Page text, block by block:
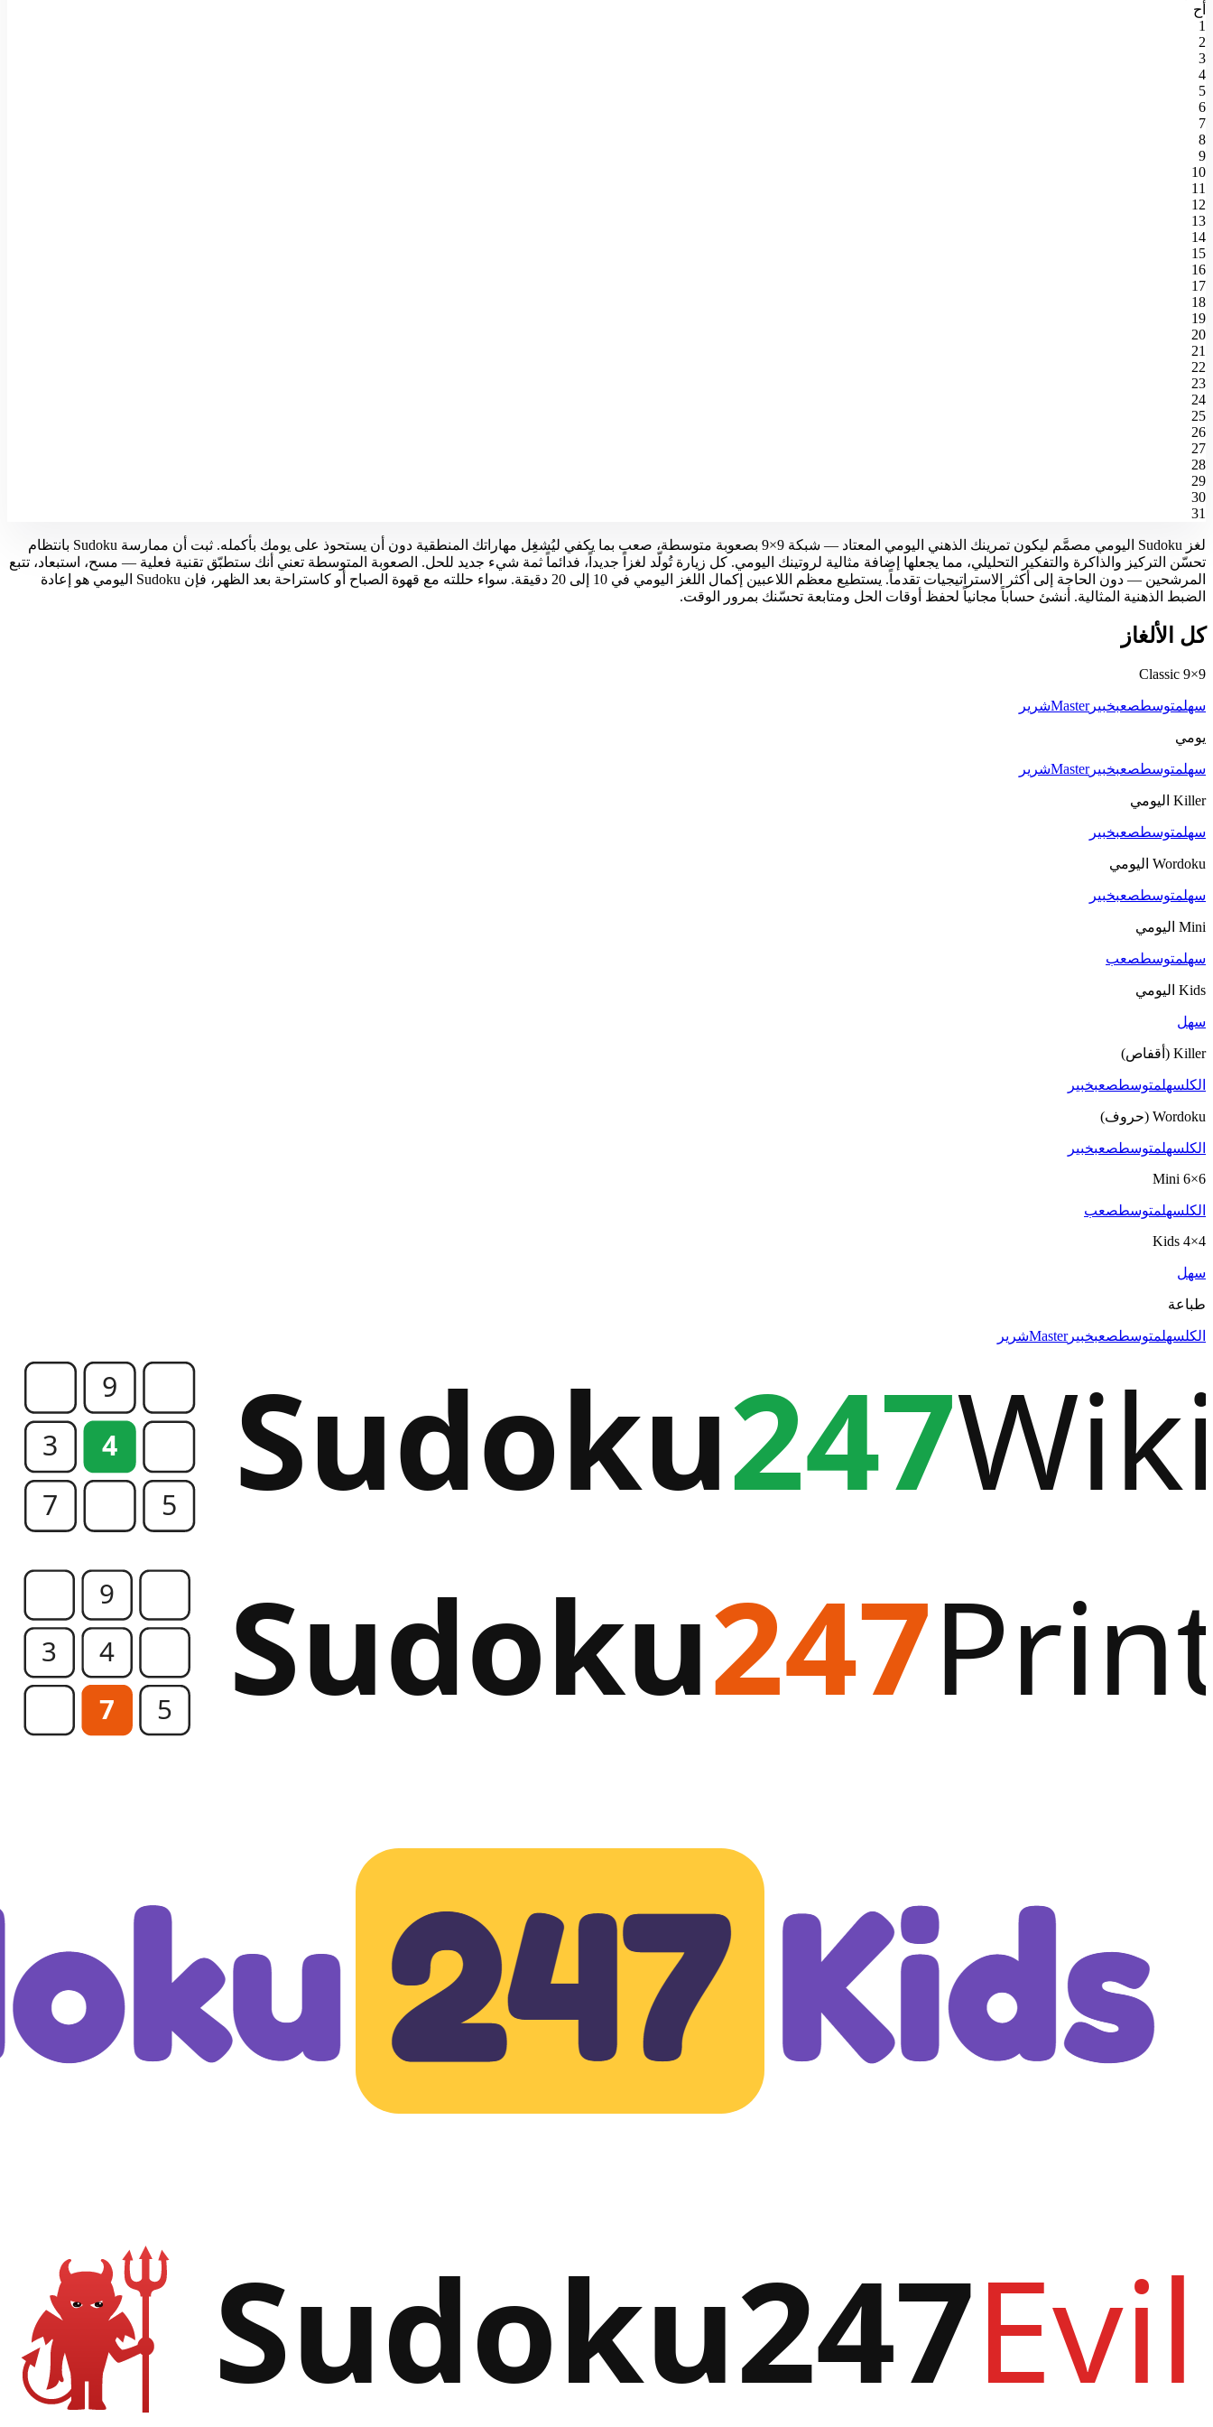
أح
1
2
3
4
5
6
7
8
9
10
11
12
13
14
15
16
17
18
19
20
21
22
23
24
25
26
27
28
29
30
31
لغز Sudoku اليومي مصمَّم ليكون تمرينك الذهني اليومي المعتاد — شبكة 9×9 بصعوبة متوسطة، صعب بما يكفي ليُشغِل مهاراتك المنطقية دون أن يستحوذ على يومك بأكمله. ثبت أن ممارسة Sudoku بانتظام
تحسّن التركيز والذاكرة والتفكير التحليلي، مما يجعلها إضافة مثالية لروتينك اليومي. كل زيارة تُولّد لغزاً جديداً، فدائماً ثمة شيء جديد للحل. الصعوبة المتوسطة تعني أنك ستطبّق تقنية فعلية — مسح، استبعاد، تتبع
المرشحين — دون الحاجة إلى أكثر الاستراتيجيات تقدماً. يستطيع معظم اللاعبين إكمال اللغز اليومي في 10 إلى 20 دقيقة. سواء حللته مع قهوة الصباح أو كاستراحة بعد الظهر، فإن Sudoku اليومي هو إعادة
الضبط الذهنية المثالية. أنشئ حساباً مجانياً لحفظ أوقات الحل ومتابعة تحسّنك بمرور الوقت.
كل الألغاز
9×9 Classic
سهلمتوسطصعبخبيرMasterشرير
يومي
سهلمتوسطصعبخبيرMasterشرير
Killer اليومي
سهلمتوسطصعبخبير
Wordoku اليومي
سهلمتوسطصعبخبير
Mini اليومي
سهلمتوسطصعب
Kids اليومي
سهل
Killer (أقفاص)
الكلسهلمتوسطصعبخبير
Wordoku (حروف)
الكلسهلمتوسطصعبخبير
6×6 Mini
الكلسهلمتوسطصعب
4×4 Kids
سهل
طباعة
الكلسهلمتوسطصعبخبيرMasterشرير